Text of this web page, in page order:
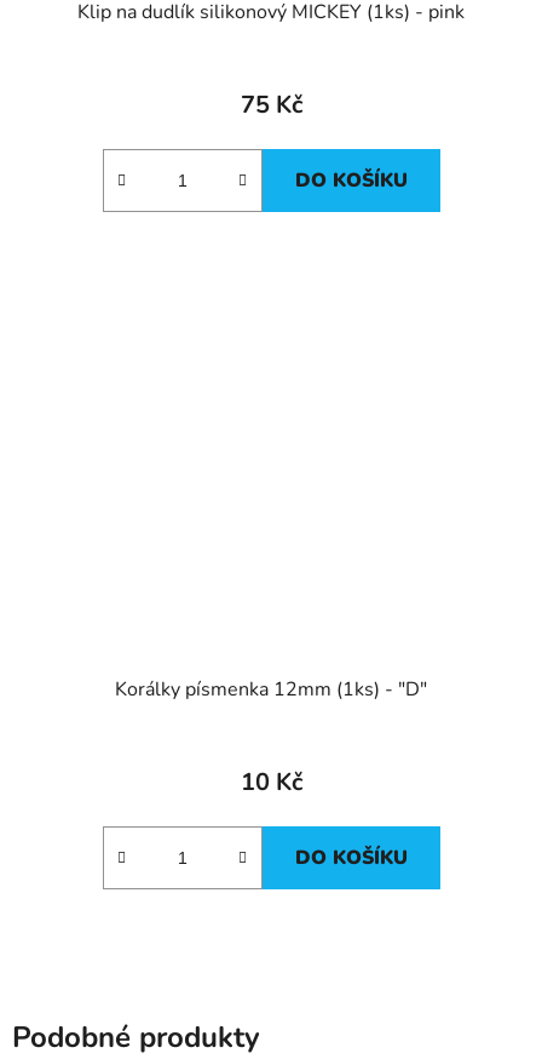
Klip na dudlík silikonový MICKEY (1ks) - pink
75 Kč
DO KOŠÍKU
Korálky písmenka 12mm (1ks) - "D"
10 Kč
DO KOŠÍKU
Podobné produkty